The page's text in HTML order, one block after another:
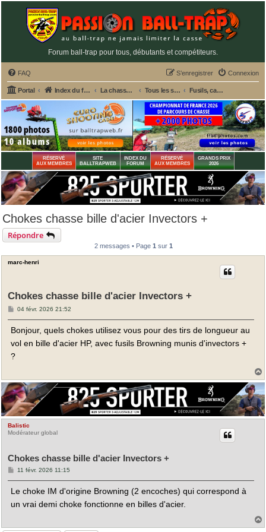
Forum ball-trap pour tous, débutants et compétiteurs.
FAQ Connexion
S’enregistrer
Portal Index du forum La chasse et le matériel de chasse Tous les sujets de chasse Fusils, cartouches et matériel de chasse divers
RÉSERVÉ
AUX MEMBRES
SITE
BALLTRAPWEB
INDEX DU
FORUM
RÉSERVÉ
AUX MEMBRES
GRANDS PRIX
2026
Chokes chasse bille d'acier Invectors +
Répondre
2 messages • Page 1 sur 1
marc-henri
Chokes chasse bille d'acier Invectors +
M
s
g
04 févr. 2026 21:52
Bonjour, quels chokes utilisez vous pour des tirs de longueur au
vol en bille d'acier HP, avec fusils Browning munis d'invectors +
?
t
Balistic
Modérateur global
Chokes chasse bille d'acier Invectors +
M
s
g
11 févr. 2026 11:15
Le choke IM d'origine Browning (2 encoches) qui correspond à
un vrai demi choke fonctionne en billes d'acier.